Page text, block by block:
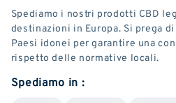
Spediamo i nostri prodotti CBD
destinazioni in Europa. Si prega
Paesi idonei per garantire una
rispetto delle normative locali.
Spediamo in :